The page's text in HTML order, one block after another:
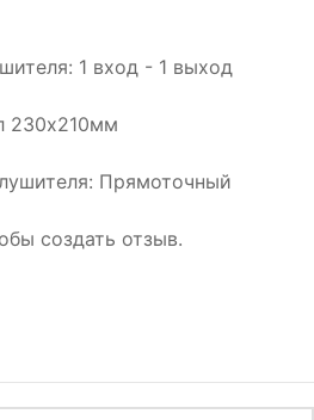
: 1 вход - 1 выход
230х210мм
: Прямоточный
создать отзыв.